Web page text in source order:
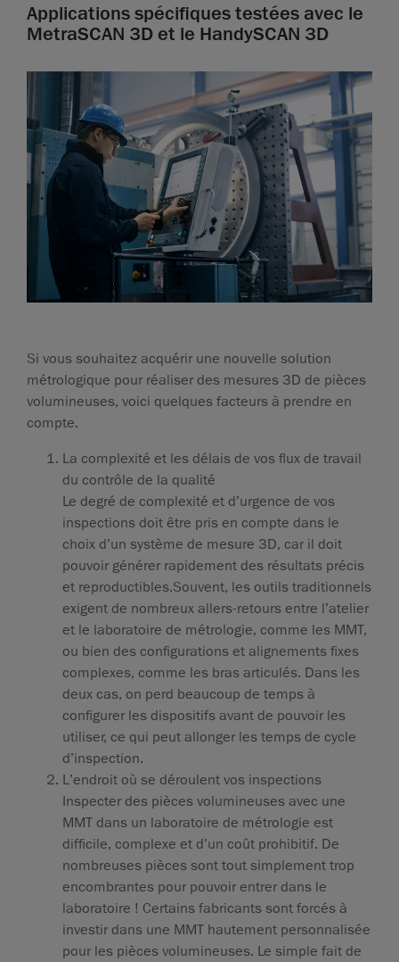
Applications spécifiques testées avec le
MetraSCAN 3D et le HandySCAN 3D
Si vous souhaitez acquérir une nouvelle solution
métrologique pour réaliser des mesures 3D de pièces
volumineuses, voici quelques facteurs à prendre en
compte.
La complexité et les délais de vos flux de travail
du contrôle de la qualité
Le degré de complexité et d’urgence de vos
inspections doit être pris en compte dans le
choix d’un système de mesure 3D, car il doit
pouvoir générer rapidement des résultats précis
et reproductibles.Souvent, les outils traditionnels
exigent de nombreux allers-retours entre l’atelier
et le laboratoire de métrologie, comme les MMT,
ou bien des configurations et alignements fixes
complexes, comme les bras articulés. Dans les
deux cas, on perd beaucoup de temps à
configurer les dispositifs avant de pouvoir les
utiliser, ce qui peut allonger les temps de cycle
d’inspection.
L’endroit où se déroulent vos inspections
Inspecter des pièces volumineuses avec une
MMT dans un laboratoire de métrologie est
difficile, complexe et d’un coût prohibitif. De
nombreuses pièces sont tout simplement trop
encombrantes pour pouvoir entrer dans le
laboratoire ! Certains fabricants sont forcés à
investir dans une MMT hautement personnalisée
pour les pièces volumineuses. Le simple fait de